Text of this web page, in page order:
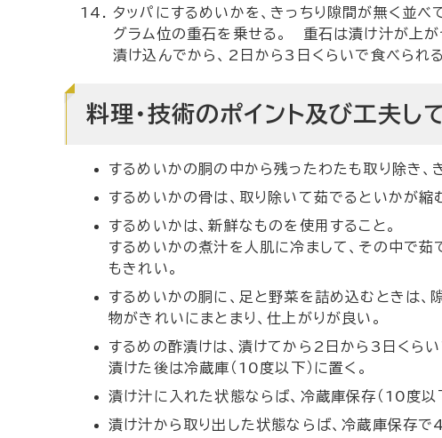
タッパにするめいかを、きっちり隙間が無く並
グラム位の重石を乗せる。 重石は漬け汁が上が
漬け込んでから、2日から3日くらいで食べられる
料理・技術のポイント及び工夫し
するめいかの胴の中から残ったわたも取り除き、
するめいかの骨は、取り除いて茹でるといかが縮
するめいかは、新鮮なものを使用すること。
するめいかの煮汁を人肌に冷まして、その中で
もきれい。
するめいかの胴に、足と野菜を詰め込むときは、
物がきれいにまとまり、仕上がりが良い。
するめの酢漬けは、漬けてから2日から3日くらい
漬けた後は冷蔵庫（10度以下）に置く。
漬け汁に入れた状態ならば、冷蔵庫保存（10度以
漬け汁から取り出した状態ならば、冷蔵庫保存で